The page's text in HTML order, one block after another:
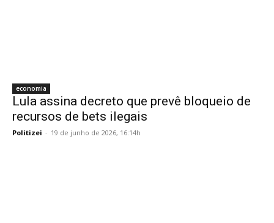
economia
Lula assina decreto que prevê bloqueio de
recursos de bets ilegais
Politizei - 19 de junho de 2026, 16:14h